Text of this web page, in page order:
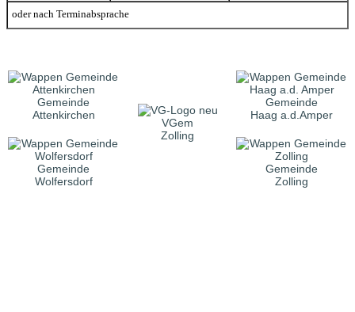
oder nach Terminabsprache
Gemeinde
Attenkirchen
VGem
Zolling
Gemeinde
Haag a.d.Amper
Gemeinde
Wolfersdorf
Gemeinde
Zolling